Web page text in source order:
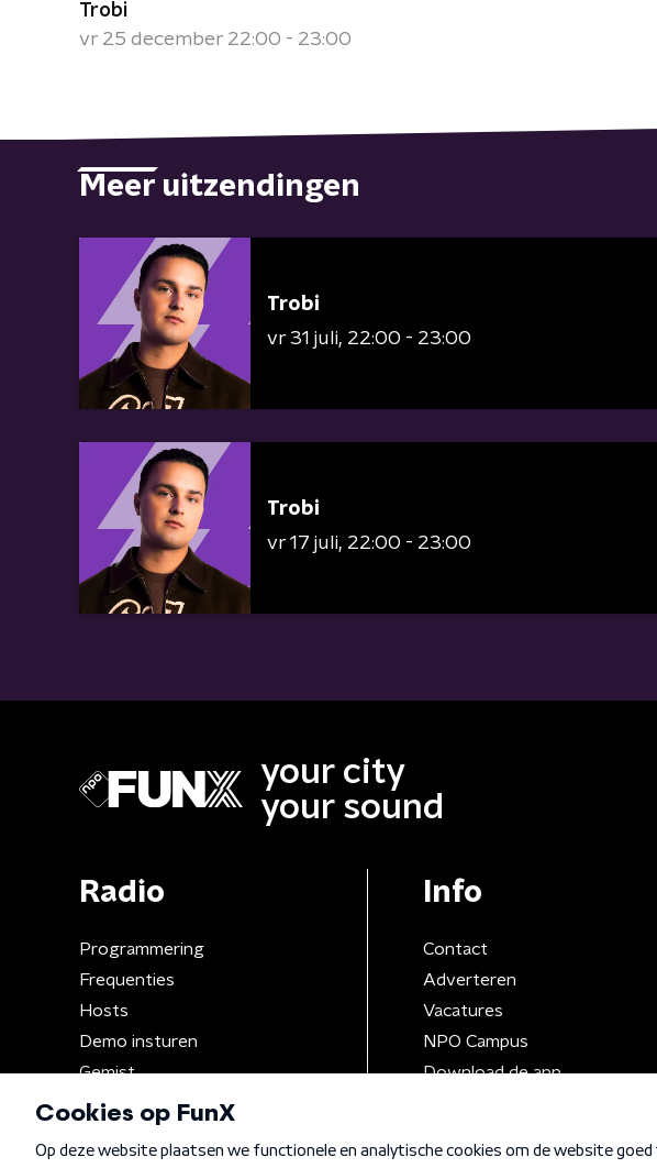
Trobi
vr 25 december 22:00 - 23:00
Meer uitzendingen
Trobi
vr 31 juli 22:00 - 23:00
Trobi
vr 17 juli 22:00 - 23:00
your city
your sound
Radio
Programmering
Frequenties
Hosts
Demo insturen
Gemist
Info
Contact
Adverteren
Vacatures
NPO Campus
Download de app